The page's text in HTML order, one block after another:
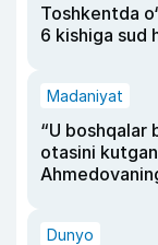
Toshkentda
6 kishiga sud
Madaniyat
“U boshqalar
otasini
Dunyo